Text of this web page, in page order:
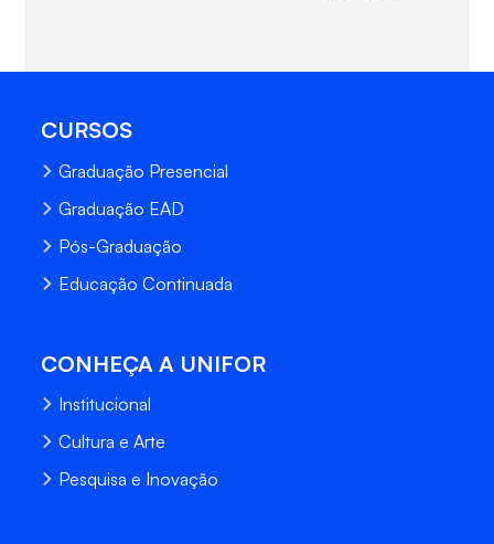
CURSOS
Graduação Presencial
Graduação EAD
Pós-Graduação
Educação Continuada
CONHEÇA A UNIFOR
Institucional
Cultura e Arte
Pesquisa e Inovação